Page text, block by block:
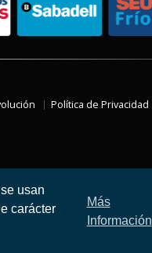
usan
carácter
Más
Información
Política de Privacidad